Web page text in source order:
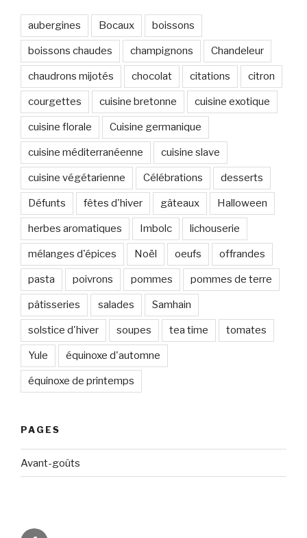
aubergines Bocaux boissons
boissons chaudes champignons Chandeleur
chaudrons mijotés chocolat citations citron
courgettes cuisine bretonne cuisine exotique
cuisine florale Cuisine germanique
cuisine méditerranéenne cuisine slave
cuisine végétarienne Célébrations desserts
Défunts fêtes d'hiver gâteaux Halloween
herbes aromatiques Imbolc lichouserie
mélanges d'épices Noël oeufs offrandes
pasta poivrons pommes pommes de terre
pâtisseries salades Samhain
solstice d'hiver soupes tea time tomates
Yule équinoxe d'automne
équinoxe de printemps
PAGES
Avant-goûts